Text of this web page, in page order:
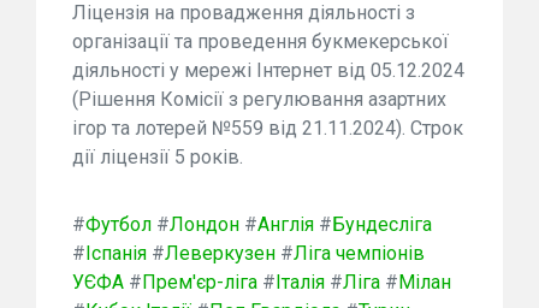
Ліцензія на провадження діяльності з
організації та проведення букмекерської
діяльності у мережі Інтернет від 05.12.2024
(Рішення Комісії з регулювання азартних
ігор та лотерей №559 від 21.11.2024). Строк
дії ліцензії 5 років.
#Футбол #Лондон #Англія #Бундесліга
#Іспанія #Леверкузен #Ліга чемпіонів
УЄФА #Прем'єр-ліга #Італія #Ліга #Мілан